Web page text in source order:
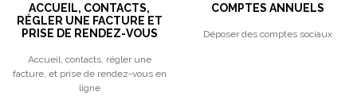
ACCUEIL, CONTACTS,
RÉGLER UNE FACTURE ET
PRISE DE RENDEZ-VOUS
Accueil, contacts, régler une
facture, et prise de rendez-vous en
ligne
COMPTES ANNUELS
Déposer des comptes sociaux